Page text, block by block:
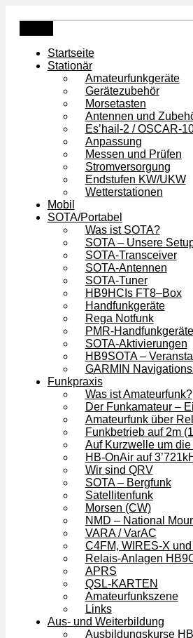
Inhalt
springen
Startseite
Stationär
Amateurfunkgeräte
Gerätezubehör
Morsetasten
Antennen und
Es’hail-2 / OSCAR-
Anpassung
Messen und Prüfen
Stromversorgung
Endstufen KW/UKW
Wetterstationen
Mobil
SOTA/Portabel
Was ist SOTA?
SOTA – Unsere
SOTA-Transceiver
SOTA-Antennen
SOTA-Tuner
HB9HCIs FT8–Box
Handfunkgeräte
Rega Notfunk
PMR-
SOTA-Aktivierungen
HB9SOTA –
GARMIN
Funkpraxis
Was ist Amateurfunk?
Der Funkamateur –
Amateurfunk über
Funkbetrieb auf 2m
Auf Kurzwelle um
HB-OnAir auf
Wir sind QRV
SOTA – Bergfunk
Satellitenfunk
Morsen (CW)
NMD – National
VARA / VarAC
C4FM, WIRES-X und
Relais-Anlagen
APRS
QSL-KARTEN
Amateurfunkszene
Links
Aus- und Weiterbildung
Ausbildungskurse